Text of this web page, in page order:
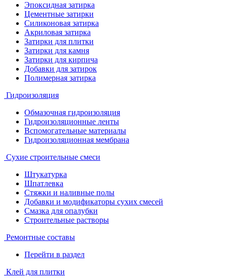
Эпоксидная затирка
Цементные затирки
Силиконовая затирка
Акриловая затирка
Затирки для плитки
Затирки для камня
Затирки для кирпича
Добавки для затирок
Полимерная затирка
Гидроизоляция
Обмазочная гидроизоляция
Гидроизоляционные ленты
Вспомогательные материалы
Гидроизоляционная мембрана
Сухие строительные смеси
Штукатурка
Шпатлевка
Стяжки и наливные полы
Добавки и модификаторы сухих смесей
Смазка для опалубки
Строительные растворы
Ремонтные составы
Перейти в раздел
Клей для плитки